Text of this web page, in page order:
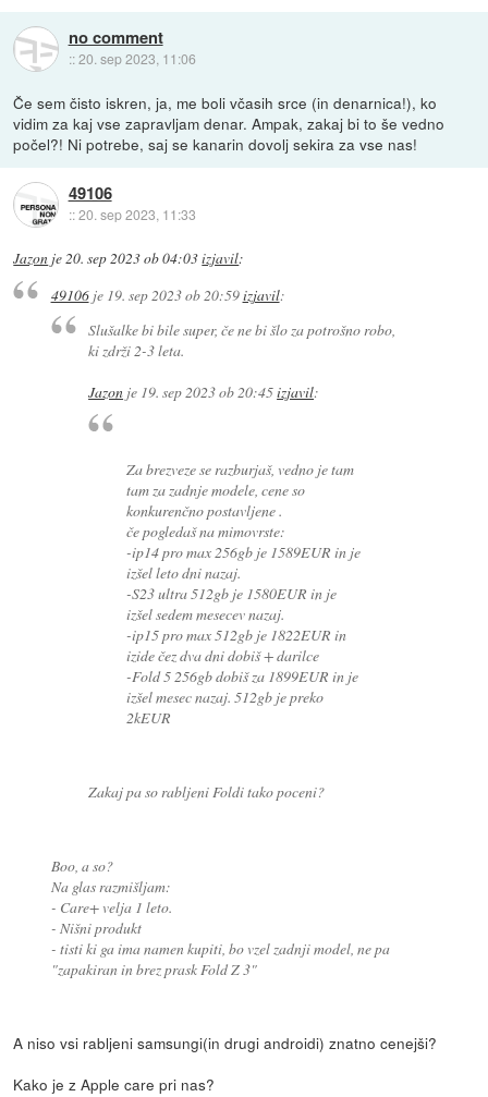
no comment
::20. sep 2023, 11:06
Če sem čisto iskren, ja, me boli včasih srce (in denarnica!), ko
vidim za kaj vse zapravljam denar. Ampak, zakaj bi to še vedno
počel?! Ni potrebe, saj se kanarin dovolj sekira za vse nas!
49106
::20. sep 2023, 11:33
Jazon je20. sep 2023 ob 04:03izjavil:
49106je 19. sep 2023 ob 20:59izjavil:
Slušalke bi bile super, če ne bi šlo za potrošno robo,
ki zdrži 2-3 leta.
Jazon je 19. sep 2023 ob 20:45izjavil:
Za brezveze se razburjaš, vedno je tam
tam za zadnje modele, cene so
konkurenčno postavljene .
če pogledaš na mimovrste:
-ip14 pro max 256gb je 1589EUR in je
izšel leto dni nazaj.
-S23 ultra 512gb je 1580EUR in je
izšel sedem mesecev nazaj.
-ip15 pro max 512gb je 1822EUR in
izide čez dva dni dobiš + darilce
-Fold 5 256gb dobiš za 1899EUR in je
izšel mesec nazaj. 512gb je preko
2kEUR
Zakaj pa so rabljeni Foldi tako poceni?
Boo, a so?
Na glas razmišljam:
- Care+ velja 1 leto.
- Nišni produkt
- tisti ki ga ima namen kupiti, bo vzel zadnji model, ne pa
"zapakiran in brez prask Fold Z 3"
A niso vsi rabljeni samsungi(in drugi androidi) znatno cenejši?
Kako je z Apple care pri nas?